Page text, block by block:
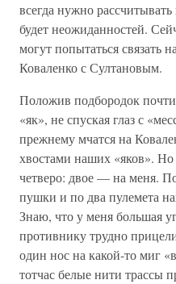
всегда нужно
будет неожиданностей.
могут попытаться свя­зать
Коваленко с Султановым.
Положив подбородок
«як», не спуская глаз с
прежнему мчатся на
хвостами наших «яков». Но
четверо: двое — на меня.
пушки и по два пулемета
Знаю, что у меня большая
противнику трудно
один нос на какой-то миг
тотчас белые нити трассы